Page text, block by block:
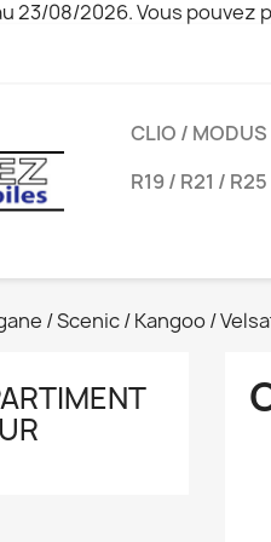
23/08/2026. Vous
CLIO /
R19 / R21 /
/ Scenic / Kangoo /